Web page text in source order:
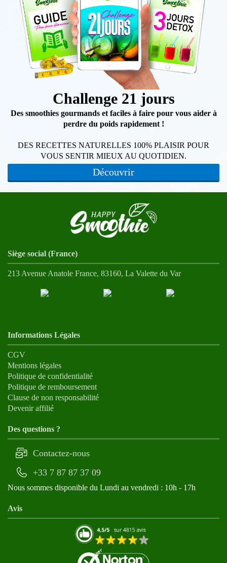
Challenge 21 jours
Des smoothies gourmands et faciles à faire pour vous aider à
perdre du poids rapidement !
DES RECETTES NATURELLES 100% PLAISIR POUR
VOUS SENTIR MIEUX AU QUOTIDIEN.
Découvrir
Siège social (France)
213 Avenue Anatole France, 83160, La Valette du Var
Informations Légales
CGV
Mentions légales
Politique de confidentialité
Politique de remboursement
Clause de non responsabilité
Devenir affilié
Des questions ?
Contactez-nous
+33 7 87 87 37 09
Nous sommes disponible du Lundi au vendredi : 10h - 17h
Avis